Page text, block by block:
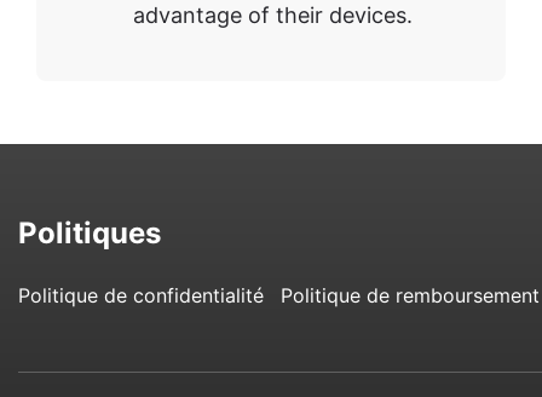
advantage of their devices.
Politiques
Politique de confidentialité Politique de remboursement